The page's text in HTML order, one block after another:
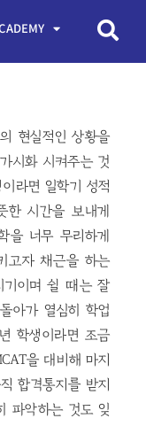
현실적인 상황을
시화 시켜주는 것
라면 일학기 성적
시간을 보내게
을 너무 무리하게
고자 채근을 하는
기이며 쉴 때는 잘
아가 열심히 학업
학생이라면 조금
을 대비해 마지
합격통지를 받지
파악하는 것도 잊